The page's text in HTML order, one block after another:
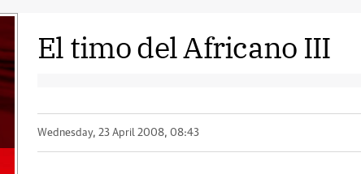
El timo del Africano III
Wednesday, 23 April 2008, 08:43